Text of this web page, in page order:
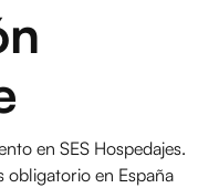
en SES Hospedajes.
obligatorio en España